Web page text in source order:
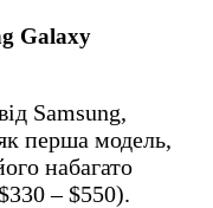
Galaxy
Samsung,
перша модель,
набагато
– $550).